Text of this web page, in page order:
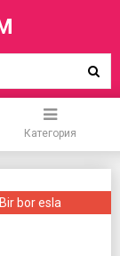
Категория
bor esla